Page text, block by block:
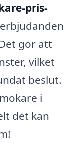
pris-
gör att
vilket
beslut.
i
det kan